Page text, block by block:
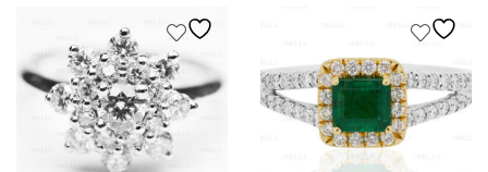
€4.200,00.
€3.270,00.